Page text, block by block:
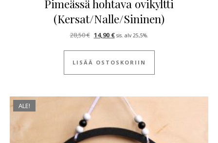
Pimeässä hohtava ovikyltti
(Kersat/Nalle/Sininen)
28,50€ Alkuperäinen hinta oli: 28,50 €.
14,90 €Nykyinen hinta on: 14,90 €.
sis. alv 25,5%.
LISÄÄ OSTOSKORIIN
ALE!